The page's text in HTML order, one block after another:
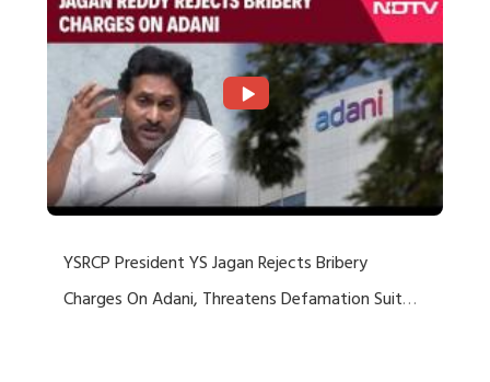
YSRCP President YS Jagan Rejects Bribery
Charges On Adani, Threatens Defamation Suit